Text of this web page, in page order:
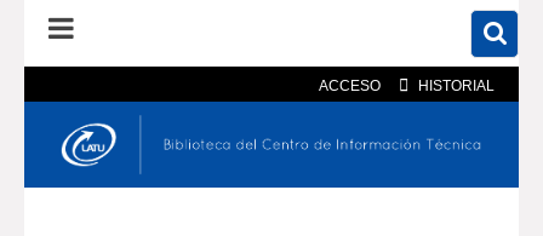
ACCESO HISTORIAL
En el catálogo En el sitio